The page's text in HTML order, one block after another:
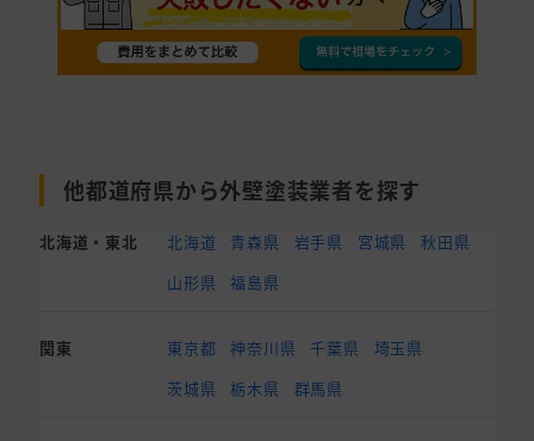
他都道府県から外壁塗装業者を探す
北海道・東北 北海道 青森県 岩手県 宮城県
秋田県
山形県
福島県
関東 東京都 神奈川県 千葉県
埼玉県
茨城県
栃木県 群馬県